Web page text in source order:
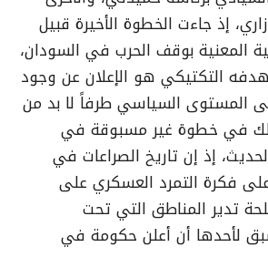
إذ جاءت الخطوة الأخيرة قبيل
المعنية بوقف الحرب في السودان،
التكتيكي هو الإعلان عن وجود
المستوى السياسي طرفاً لا بد من
في خطوة غير مسبوقة في
إذ إن تاريخ الصراعات في
فكرة التمرد العسكري على
تدير المناطق التي تحت
لأحدها أن أعلن حكومة في